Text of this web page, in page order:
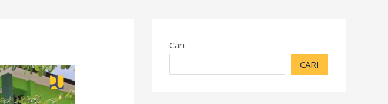
Cari
CARI